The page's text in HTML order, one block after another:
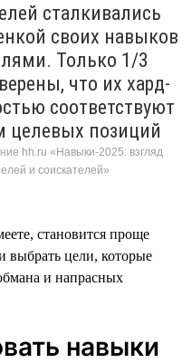
сталкивались
своих навыков
Только 1/3
что их хард-
соответствуют
целевых позиций
hh.ru «Навыки-2025: взгляд
и соискателей»
становится проще
выбрать цели, которые
и напрасных
навыки